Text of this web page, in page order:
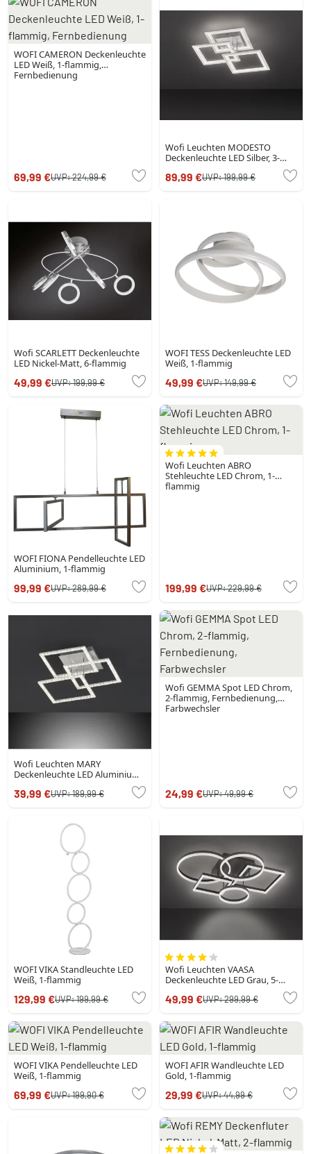
WOFI CAMERON Deckenleuchte
LED Weiß, 1-flammig,
Fernbedienung
69,99 €UVP:224,99 €
Wofi Leuchten MODESTO
Deckenleuchte LED Silber, 3-
89,99 €UVP:199,99 €
Wofi SCARLETT Deckenleuchte
LED Nickel-Matt, 6-flammig
49,99 €UVP:199,99 €
WOFI TESS Deckenleuchte LED
Weiß, 1-flammig
49,99 €UVP:149,99 €
WOFI FIONA Pendelleuchte LED
Aluminium, 1-flammig
99,99 €UVP:289,99 €
Wofi Leuchten ABRO
Stehleuchte LED Chrom, 1-
flammig
199,99 €UVP:229,99 €
Wofi Leuchten MARY
Deckenleuchte LED Aluminium
39,99 €UVP:189,99 €
Wofi GEMMA Spot LED Chrom,
2-flammig, Fernbedienung,
Farbwechsler
24,99 €UVP:49,99 €
WOFI VIKA Standleuchte LED
Weiß, 1-flammig
129,99 €UVP:199,99 €
Wofi Leuchten VAASA
Deckenleuchte LED Grau, 5-
49,99 €UVP:299,99 €
WOFI VIKA Pendelleuchte LED
Weiß, 1-flammig
69,99 €UVP:199,90 €
WOFI AFIR Wandleuchte LED
Gold, 1-flammig
29,99 €UVP:44,99 €